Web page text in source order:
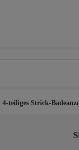
teiliges Strick-